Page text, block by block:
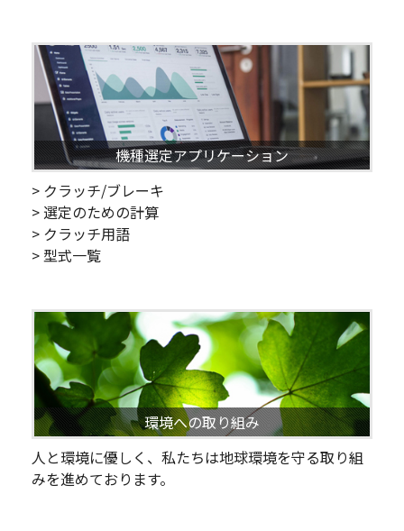
機種選定アプリケーション
> クラッチ/ブレーキ
> 選定のための計算
> クラッチ用語
> 型式一覧
環境への取り組み
人と環境に優しく、私たちは地球環境を守る取り組
みを進めております。